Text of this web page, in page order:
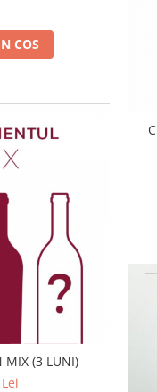
COS
MIX (3 LUNI)